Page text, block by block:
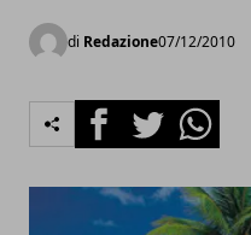
di Redazione07/12/2010
FacebookTwitterWhatsapp